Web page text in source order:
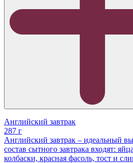
Английский завтрак
287 г
Английский завтрак – идеальный
состав сытного завтрака входят:
колбаски, красная фасоль, тост и